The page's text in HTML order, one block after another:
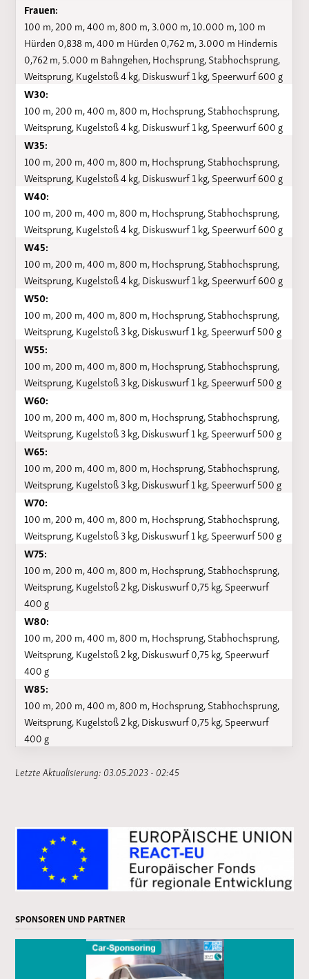
Frauen:
100 m, 200 m, 400 m, 800 m, 3.000 m, 10.000 m, 100 m
Hürden 0,838 m, 400 m Hürden 0,762 m, 3.000 m Hindernis
0,762 m, 5.000 m Bahngehen, Hochsprung, Stabhochsprung,
Weitsprung, Kugelstoß 4 kg, Diskuswurf 1 kg, Speerwurf 600 g
W30:
100 m, 200 m, 400 m, 800 m, Hochsprung, Stabhochsprung,
Weitsprung, Kugelstoß 4 kg, Diskuswurf 1 kg, Speerwurf 600 g
W35:
100 m, 200 m, 400 m, 800 m, Hochsprung, Stabhochsprung,
Weitsprung, Kugelstoß 4 kg, Diskuswurf 1 kg, Speerwurf 600 g
W40:
100 m, 200 m, 400 m, 800 m, Hochsprung, Stabhochsprung,
Weitsprung, Kugelstoß 4 kg, Diskuswurf 1 kg, Speerwurf 600 g
W45:
100 m, 200 m, 400 m, 800 m, Hochsprung, Stabhochsprung,
Weitsprung, Kugelstoß 4 kg, Diskuswurf 1 kg, Speerwurf 600 g
W50:
100 m, 200 m, 400 m, 800 m, Hochsprung, Stabhochsprung,
Weitsprung, Kugelstoß 3 kg, Diskuswurf 1 kg, Speerwurf 500 g
W55:
100 m, 200 m, 400 m, 800 m, Hochsprung, Stabhochsprung,
Weitsprung, Kugelstoß 3 kg, Diskuswurf 1 kg, Speerwurf 500 g
W60:
100 m, 200 m, 400 m, 800 m, Hochsprung, Stabhochsprung,
Weitsprung, Kugelstoß 3 kg, Diskuswurf 1 kg, Speerwurf 500 g
W65:
100 m, 200 m, 400 m, 800 m, Hochsprung, Stabhochsprung,
Weitsprung, Kugelstoß 3 kg, Diskuswurf 1 kg, Speerwurf 500 g
W70:
100 m, 200 m, 400 m, 800 m, Hochsprung, Stabhochsprung,
Weitsprung, Kugelstoß 3 kg, Diskuswurf 1 kg, Speerwurf 500 g
W75:
100 m, 200 m, 400 m, 800 m, Hochsprung, Stabhochsprung,
Weitsprung, Kugelstoß 2 kg, Diskuswurf 0,75 kg, Speerwurf
400 g
W80:
100 m, 200 m, 400 m, 800 m, Hochsprung, Stabhochsprung,
Weitsprung, Kugelstoß 2 kg, Diskuswurf 0,75 kg, Speerwurf
400 g
W85:
100 m, 200 m, 400 m, 800 m, Hochsprung, Stabhochsprung,
Weitsprung, Kugelstoß 2 kg, Diskuswurf 0,75 kg, Speerwurf
400 g
Letzte Aktualisierung: 03.05.2023 - 02:45
SPONSOREN UND PARTNER